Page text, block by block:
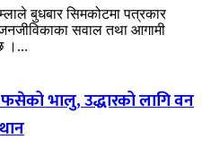
बुधबार सिमकोटमा पत्रकार
सवाल तथा आगामी
।...
भालु, उद्धारको लागि वन